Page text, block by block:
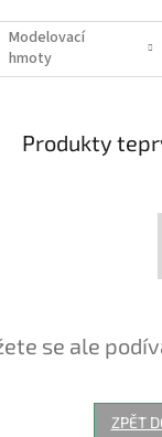
Modelovací
hmoty
Produkty
se ale
ZPĚT